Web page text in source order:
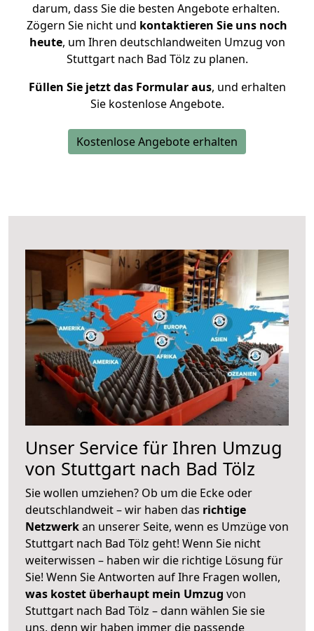
darum, dass Sie die besten Angebote erhalten.
Zögern Sie nicht und kontaktieren Sie uns noch
heute, um Ihren deutschlandweiten Umzug von
Stuttgart nach Bad Tölz zu planen.
Füllen Sie jetzt das Formular aus, und erhalten
Sie kostenlose Angebote.
Kostenlose Angebote erhalten
Unser Service für Ihren Umzug
von Stuttgart nach Bad Tölz
Sie wollen umziehen? Ob um die Ecke oder
deutschlandweit – wir haben das richtige
Netzwerkan unserer Seite, wenn es Umzüge von
Stuttgart nach Bad Tölz geht! Wenn Sie nicht
weiterwissen – haben wir die richtige Lösung für
Sie! Wenn Sie Antworten auf Ihre Fragen wollen,
was kostet überhaupt mein Umzug von
Stuttgart nach Bad Tölz – dann wählen Sie sie
uns, denn wir haben immer die passende